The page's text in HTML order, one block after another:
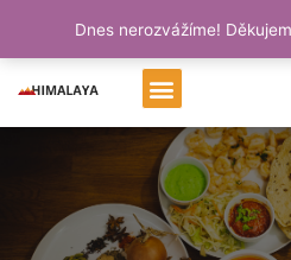
obsah
Menu
Dnes nerozvážíme!